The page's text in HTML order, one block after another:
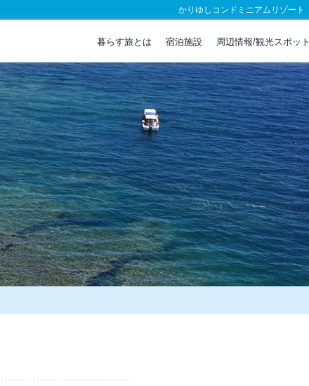
かりゆしコンドミニアムリゾート
暮らす旅とは 宿泊施設 周辺情報/観光スポット